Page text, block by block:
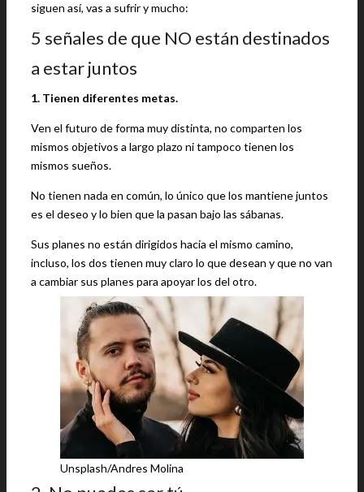
siguen así, vas a sufrir y mucho:
5 señales de que NO están destinados
a estar juntos
1. Tienen diferentes metas.
Ven el futuro de forma muy distinta, no comparten los
mismos objetivos a largo plazo ni tampoco tienen los
mismos sueños.
No tienen nada en común, lo único que los mantiene juntos
es el deseo y lo bien que la pasan bajo las sábanas.
Sus planes no están dirigidos hacia el mismo camino,
incluso, los dos tienen muy claro lo que desean y que no van
a cambiar sus planes para apoyar los del otro.
Unsplash/Andres Molina